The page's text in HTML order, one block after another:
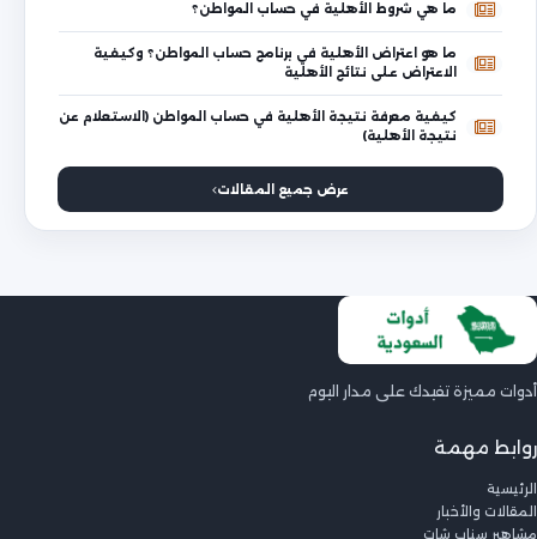
ما هي شروط الأهلية في حساب المواطن؟
ما هو اعتراض الأهلية في برنامج حساب المواطن؟ وكيفية
الاعتراض على نتائج الأهلية
كيفية معرفة نتيجة الأهلية في حساب المواطن (الاستعلام عن
نتيجة الأهلية)
عرض جميع المقالات
أدوات مميزة تفيدك على مدار اليوم
روابط مهمة
الرئيسية
المقالات والأخبار
مشاهير سناب شات